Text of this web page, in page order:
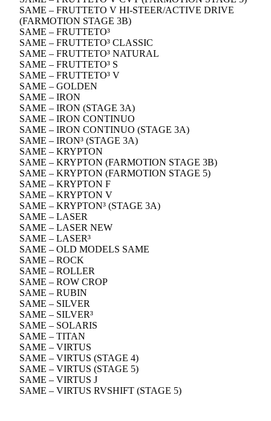
SAME – FRUTTETO V HI-STEER/ACTIVE DRIVE
(FARMOTION STAGE 3B)
SAME – FRUTTETO³
SAME – FRUTTETO³ CLASSIC
SAME – FRUTTETO³ NATURAL
SAME – FRUTTETO³ S
SAME – FRUTTETO³ V
SAME – GOLDEN
SAME – IRON
SAME – IRON (STAGE 3A)
SAME – IRON CONTINUO
SAME – IRON CONTINUO (STAGE 3A)
SAME – IRON³ (STAGE 3A)
SAME – KRYPTON
SAME – KRYPTON (FARMOTION STAGE 3B)
SAME – KRYPTON (FARMOTION STAGE 5)
SAME – KRYPTON F
SAME – KRYPTON V
SAME – KRYPTON³ (STAGE 3A)
SAME – LASER
SAME – LASER NEW
SAME – LASER³
SAME – OLD MODELS SAME
SAME – ROCK
SAME – ROLLER
SAME – ROW CROP
SAME – RUBIN
SAME – SILVER
SAME – SILVER³
SAME – SOLARIS
SAME – TITAN
SAME – VIRTUS
SAME – VIRTUS (STAGE 4)
SAME – VIRTUS (STAGE 5)
SAME – VIRTUS J
SAME – VIRTUS RVSHIFT (STAGE 5)